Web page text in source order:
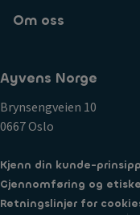
Om oss
Ayvens Norge
Brynsengveien 10
0667 Oslo
Kjenn din kunde-
Gjennomføring og
Retningslinjer for